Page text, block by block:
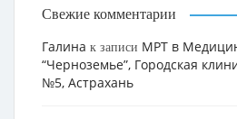
Свежие комментарии
Галина к записи МРТ в
“Черноземье”, Городская
№5, Астрахань